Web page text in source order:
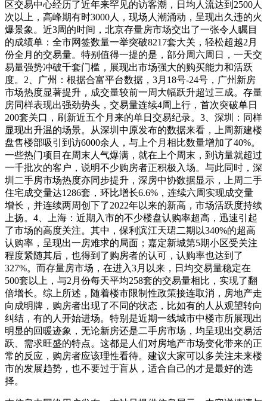
区交易中心经历了近年来罕见的访客潮，日均人流达到2500人
次以上，高峰期有时3000人，现场人潮涌动，呈现出久违的火
爆景象。近3周的时间，北京存量房市场交出了一张令人瞩目
的成绩单：全市网签数量一举突破8217套大关，轻松超越2月
份全月的交易量。特别值得一提的是，部分周六周日，一天交
易量强势冲破千套门槛，展现出市场强大的购买能力和活跃
度。2、广州：根据合富平台数据，3月18号-24号，广州新房
市场热度显著提升，成交量较前一周大幅跃升超过三成。存量
房同样表现出强劲势头，交易量连续4周上行，首次突破单日
200套关口，刷新近五个月来的单日交易纪录。3、深圳：同样
显现出升温的场景。从深圳中原发布的数据来看，上周新建楼
盘售楼部吸引到访6000余人，与上个月相比数量增加了40%。
一些热门项目在周末人气爆满，就在上个周末，到访量就超过
一千批次的客户，说明不少购房者正积极入场。与此同时，深
圳二手房市场热度亦同步提升，深房中协数据显示，上周二手
住宅成交量达1286套，环比增长6.6%，连续六周实现成交量
增长，并连续两周创下了2022年以来的新高，市场活跃度持续
上扬。4、上海：近期入市的不少楼盘认购率超高，迅速引起
了市场的高度关注。其中，保利滨江天珺二期以340%的超高
认购率，呈现出一房难求的局面；嘉定新城第5期小区受关注
程度紧随其后，也得到了购房者的认可，认购率也达到了
327%。而存量房市场，在进入3月以来，日均交易量稳定在
500套以上，与2月份每天平均258套的交易量相比，实现了翻
倍增长。综上所述，随着楼市限制性政策接连取消，房地产走
向成明牌，购房者出现了不同的状态，比如有的人从观望转向
纠结，有的人开始进场。特别是近期一线城市中楼市所展现出
明显的回暖迹象，无论新房还是二手房市场，均呈现出交易活
跃、需求旺盛的特点。这都是人们对房地产市场变化带来的正
常的反应，购房者应该理性看待。建议大家可以多关注未来楼
市的发展趋势，也不要过于盲从，适合自己的才是最好的选
择。